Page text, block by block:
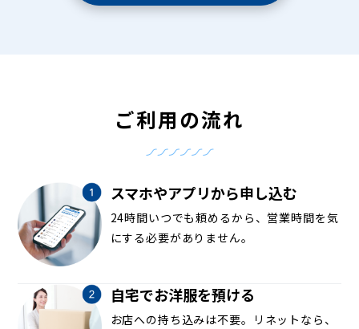
ご利用の流れ
スマホやアプリから申し込む
24時間いつでも頼めるから、営業時間を気
にする必要がありません。
自宅でお洋服を預ける
お店への持ち込みは不要。リネットなら、